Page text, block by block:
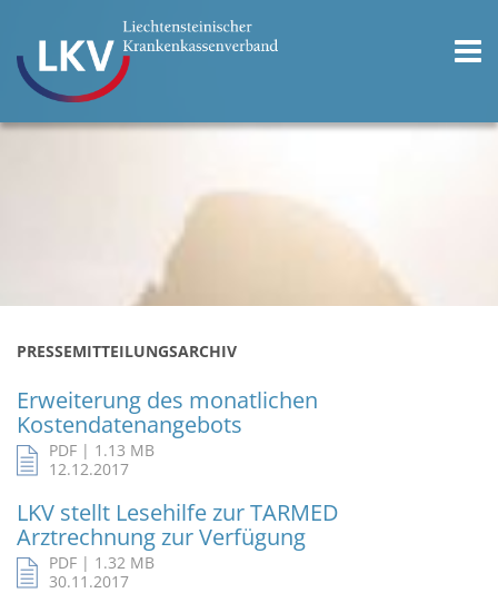
PRESSEMITTEILUNGSARCHIV
Erweiterung des monatlichen
Kostendatenangebots
PDF | 1.13 MB
12.12.2017
LKV stellt Lesehilfe zur TARMED
Arztrechnung zur Verfügung
PDF | 1.32 MB
30.11.2017